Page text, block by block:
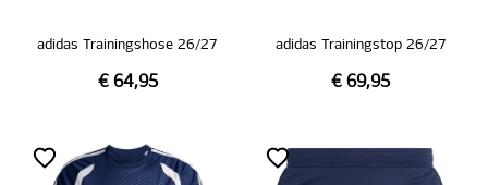
adidas Trainingshose 26/27
€ 64,95
adidas Trainingstop 26/27
€ 69,95